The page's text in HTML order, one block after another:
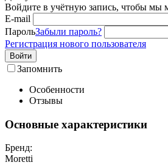
Войдите в учётную запись, чтобы мы
E-mail
ПарольЗабыли пароль?
Регистрация нового пользователя
Войти
Запомнить
Особенности
Отзывы
Основные характеристики
Бренд:
Moretti